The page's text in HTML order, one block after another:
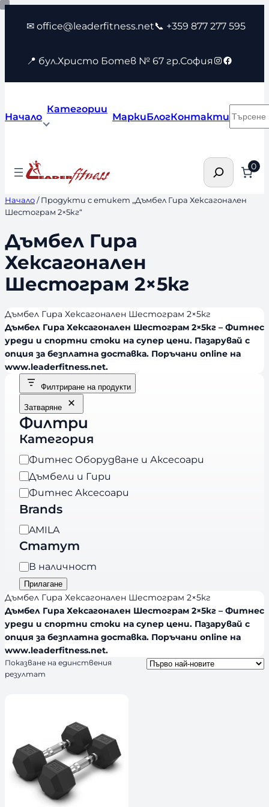
Към
съдържанието
✉ office@leaderfitness.net📞 +359 877 277 595
📍 бул.Христо Ботев № 67 гр.София Instagram
Facebook
Начало
Категории
МаркиБлогКонтакти
Търсене 0
Начало/ Продукти с етикет „Дъмбел Гира Хексагонален
Шестограм 2×5кг“
Дъмбел Гира
Хексагонален
Шестограм 2×5кг
Дъмбел Гира Хексагонален Шестограм 2×5кг
Дъмбел Гира Хексагонален Шестограм 2×5кг – Фитнес
уреди и спортни стоки на супер цени. Пазарувай с
опция за безплатна доставка. Поръчани online на
www.leaderfitness.net.
Филтриране на продукти
Затваряне
Филтри
Категория
К
а
т
е
о
р
и
я
Фитнес Оборудване и Аксесоари
Дъмбели и Гири
Фитнес Аксесоари
Brands
B
r
n
d
s
AMILA
Статут
Н
а
л
и
ч
н
о
с
В наличност
Прилагане
Дъмбел Гира Хексагонален Шестограм 2×5кг
Дъмбел Гира Хексагонален Шестограм 2×5кг – Фитнес
уреди и спортни стоки на супер цени. Пазарувай с
опция за безплатна доставка. Поръчани online на
www.leaderfitness.net.
Показване на единствения
резултат